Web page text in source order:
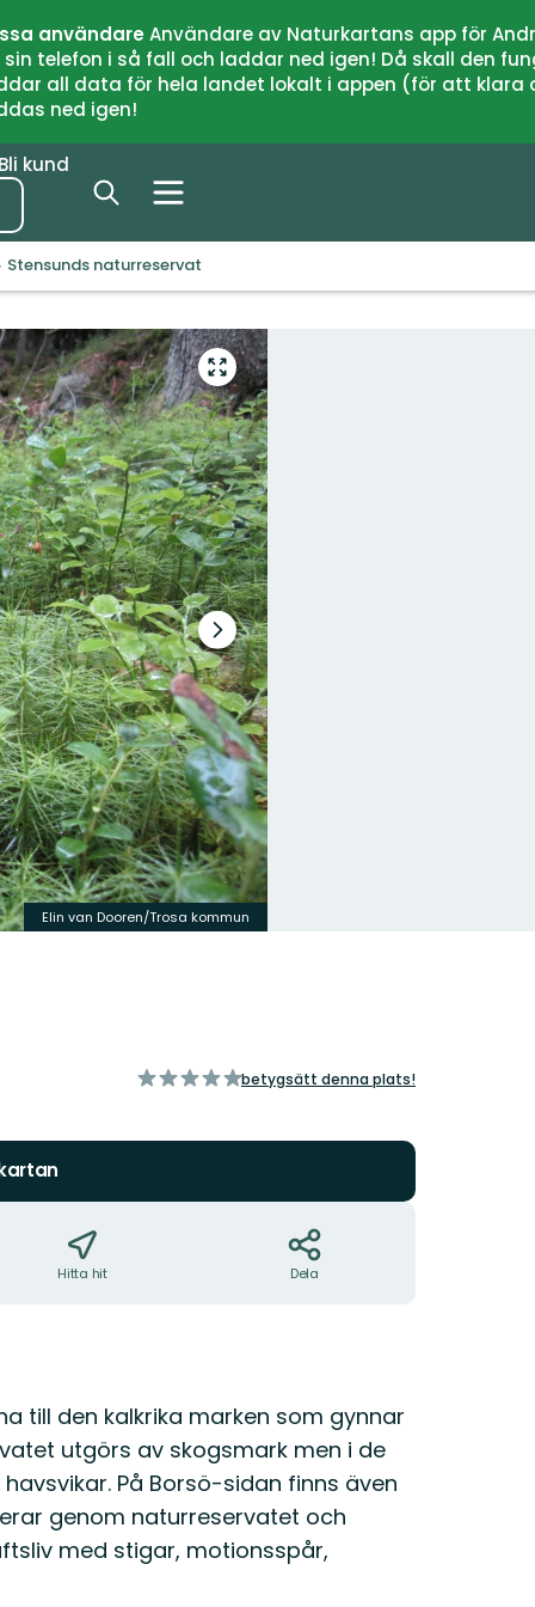
användareAnvändare av Naturkartans app för
telefon i så fall och laddar ned igen! Då skall den
all data för hela landet lokalt i appen (för att
ned igen!
Bli kund
Stensunds naturreservat
Gå
till
helskärmsläge
Nästa
bildspel
Elin van Dooren/Trosa kommun
av
betygsätt denna plats!
Hitta hit Dela
till den kalkrika marken som gynnar
utgörs av skogsmark men i de
På Borsö-sidan finns även
genom naturreservatet och
med stigar, motionsspår,